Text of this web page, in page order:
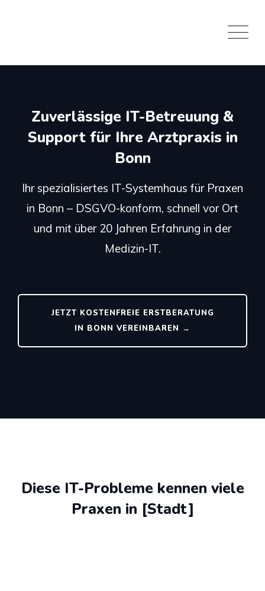
Zuverlässige IT-Betreuung &
Support für Ihre Arztpraxis in
Bonn
Ihr spezialisiertes IT-Systemhaus für Praxen
in Bonn – DSGVO-konform, schnell vor Ort
und mit über 20 Jahren Erfahrung in der
Medizin-IT.
JETZT KOSTENFREIE ERSTBERATUNG
IN BONN VEREINBAREN →
Diese IT-Probleme kennen viele
Praxen in [Stadt]